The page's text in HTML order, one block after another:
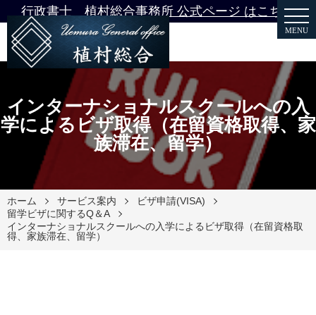
行政書士 植村総合事務所 公式ページ はこちら
MENU
インターナショナルスクールへの入
学によるビザ取得（在留資格取得、家
族滞在、留学）
ホーム サービス案内
ビザ申請(VISA)
留学ビザに関するQ＆A
インターナショナルスクールへの入学によるビザ取得（在留資格取
得、家族滞在、留学）